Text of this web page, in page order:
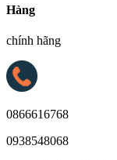
Hàng
chính hãng
0866616768
0938548068